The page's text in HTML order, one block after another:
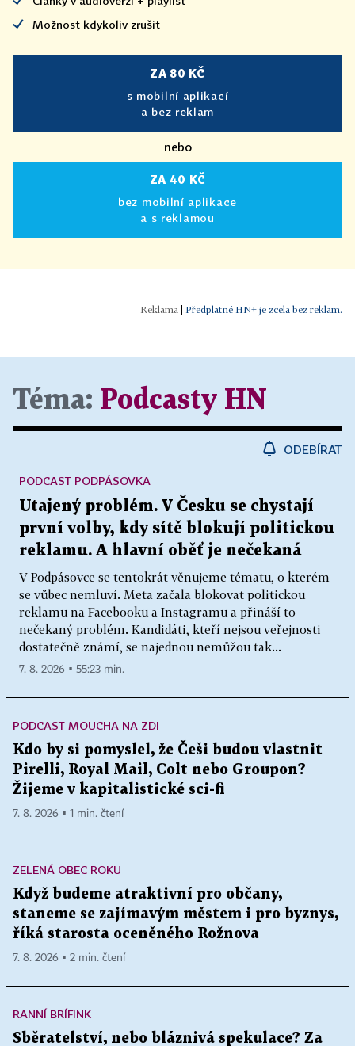
Možnost kdykoliv zrušit
ZA 80 KČ
s mobilní aplikací
a bez reklam
nebo
ZA 40 KČ
bez mobilní aplikace
a s reklamou
| Předplatné HN+ je zcela bez reklam.
Téma: Podcasty HN
ODEBÍRAT
Utajený problém. V Česku se chystají
první volby, kdy sítě blokují politickou
reklamu. A hlavní oběť je nečekaná
V Podpásovce se tentokrát věnujeme tématu, o kterém
se vůbec nemluví. Meta začala blokovat politickou
reklamu na Facebooku a Instagramu a přináší to
nečekaný problém. Kandidáti, kteří nejsou veřejnosti
dostatečně známí, se najednou nemůžou tak...
PODCAST PODPÁSOVKA
7. 8. 2026 ▪ 55:23 min.
PODCAST MOUCHA NA ZDI
Kdo by si pomyslel, že Češi budou vlastnit
Pirelli, Royal Mail, Colt nebo Groupon?
Žijeme v kapitalistické sci-fi
7. 8. 2026 ▪ 1 min. čtení
ZELENÁ OBEC ROKU
Když budeme atraktivní pro občany,
staneme se zajímavým městem i pro byznys,
říká starosta oceněného Rožnova
7. 8. 2026 ▪ 2 min. čtení
RANNÍ BRÍFINK
Sběratelství, nebo bláznivá spekulace? Za